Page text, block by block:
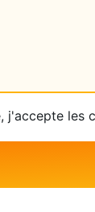
j'accepte les